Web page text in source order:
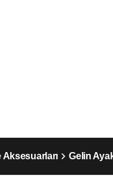
Aksesuarları Gelin